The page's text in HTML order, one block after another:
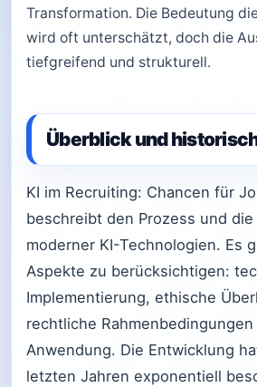
Transformation. Die Bedeutung
wird oft unterschätzt, doch die
tiefgreifend und strukturell.
Überblick und
KI im Recruiting: Chancen für
beschreibt den Prozess und
moderner KI-Technologien. Es
Aspekte zu berücksichtigen:
Implementierung, ethische
rechtliche
Anwendung. Die Entwicklung
letzten Jahren exponentiell